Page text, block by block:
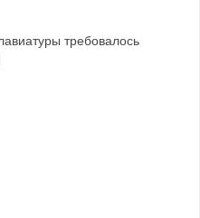
требовалось